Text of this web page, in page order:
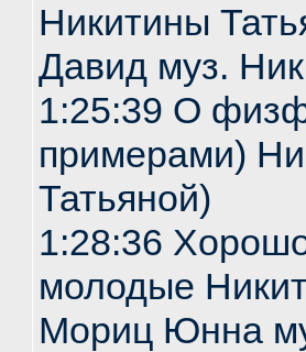
Никитины
Давид муз.
1:25:39 О
примерами)
Татьяной)
1:28:36
молодые
Мориц Юнна